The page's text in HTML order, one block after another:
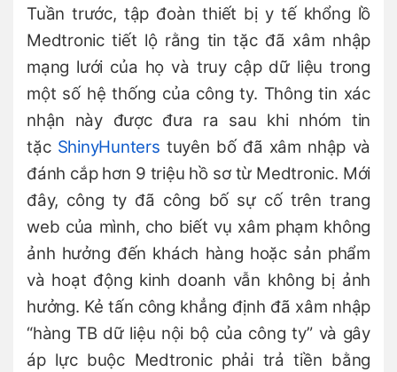
Tuần trước, tập đoàn thiết bị y tế khổng lồ
Medtronic tiết lộ rằng tin tặc đã xâm nhập
mạng lưới của họ và truy cập dữ liệu trong
một số hệ thống của công ty. Thông tin xác
nhận này được đưa ra sau khi nhóm tin
tặc ShinyHunters tuyên bố đã xâm nhập và
đánh cắp hơn 9 triệu hồ sơ từ Medtronic. Mới
đây, công ty đã công bố sự cố trên trang
web của mình, cho biết vụ xâm phạm không
ảnh hưởng đến khách hàng hoặc sản phẩm
và hoạt động kinh doanh vẫn không bị ảnh
hưởng. Kẻ tấn công khẳng định đã xâm nhập
“hàng TB dữ liệu nội bộ của công ty” và gây
áp lực buộc Medtronic phải trả tiền bằng